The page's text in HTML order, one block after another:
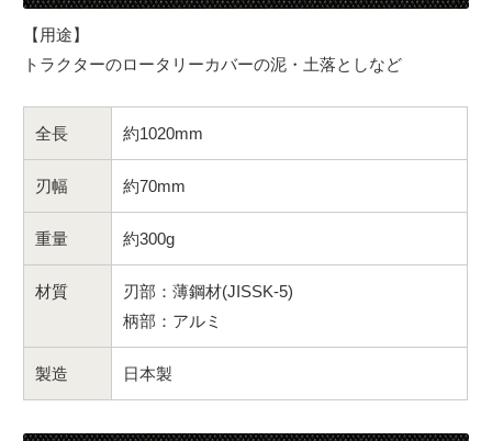
【用途】
トラクターのロータリーカバーの泥・土落としなど
全長 約1020mm
刃幅 約70mm
重量 約300g
材質
刃部：薄鋼材(JISSK-5)
柄部：アルミ
製造 日本製